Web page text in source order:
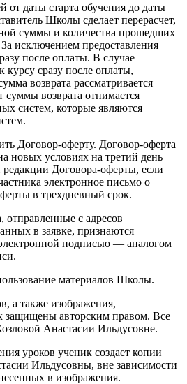
от даты старта обучения до даты
Школы сделает перерасчет,
суммы и количества прошедших
исключением предоставления
после оплаты. В случае
курсу сразу после оплаты,
возврата рассматривается
возврата отнимается
систем, которые являются
Договор-оферту. Договор-оферта
новых условиях на третий день
Договора-оферты, если
электронное письмо о
в трехдневный срок.
с адресов
в заявке, признаются
подписью — аналогом
материалов Школы.
а также изображения,
защищены авторским правом. Все
Анастасии Ильдусовне.
уроков ученик создает копии
Ильдусовны, вне зависимости
в изображения.